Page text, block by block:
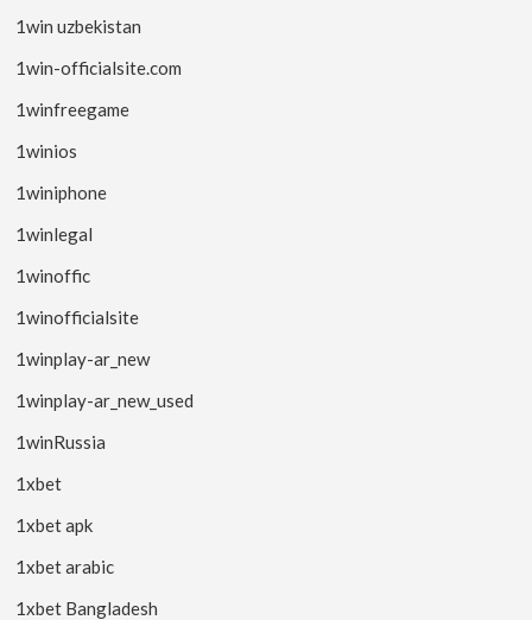
1win uzbekistan
1win-officialsite.com
1winfreegame
1winios
1winiphone
1winlegal
1winoffic
1winofficialsite
1winplay-ar_new
1winplay-ar_new_used
1winRussia
1xbet
1xbet apk
1xbet arabic
1xbet Bangladesh